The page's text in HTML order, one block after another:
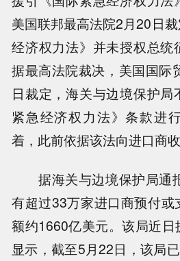
美国联邦最高法院2月20日
经济权力法》并未授权总统
据最高法院裁决，美国国际
日裁定，海关与边境保护
紧急经济权力法》条款进
着，此前依据该法向进口商
据海关与边境保护局通
有超过33万家进口商预付或
额约1660亿美元。该局近
显示，截至5月22日，该局